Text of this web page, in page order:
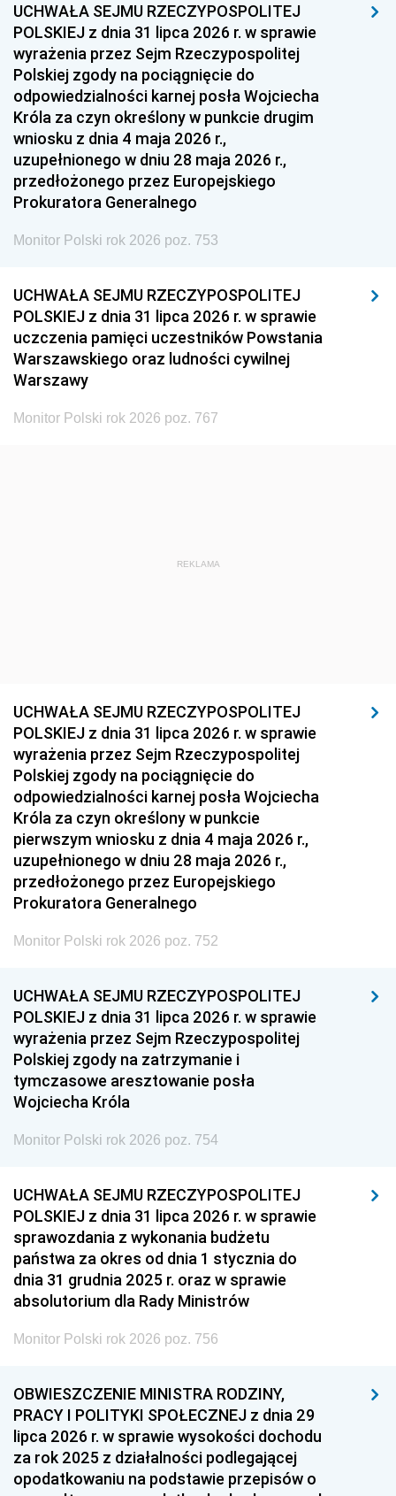
1954 1953 1952
1951 1950 1949
1948 1947
1939 1938 1937
1936 1930
UCHWAŁA SEJMU RZECZYPOSPOLITEJ
POLSKIEJ z dnia 31 lipca 2026 r. w sprawie
wyrażenia przez Sejm Rzeczypospolitej
Polskiej zgody na pociągnięcie do
odpowiedzialności karnej posła Wojciecha
Króla za czyn określony w punkcie drugim
wniosku z dnia 4 maja 2026 r.,
uzupełnionego w dniu 28 maja 2026 r.,
przedłożonego przez Europejskiego
Prokuratora Generalnego
Monitor Polski rok 2026 poz. 753
UCHWAŁA SEJMU RZECZYPOSPOLITEJ
POLSKIEJ z dnia 31 lipca 2026 r. w sprawie
uczczenia pamięci uczestników Powstania
Warszawskiego oraz ludności cywilnej
Warszawy
Monitor Polski rok 2026 poz. 767
REKLAMA
UCHWAŁA SEJMU RZECZYPOSPOLITEJ
POLSKIEJ z dnia 31 lipca 2026 r. w sprawie
wyrażenia przez Sejm Rzeczypospolitej
Polskiej zgody na pociągnięcie do
odpowiedzialności karnej posła Wojciecha
Króla za czyn określony w punkcie
pierwszym wniosku z dnia 4 maja 2026 r.,
uzupełnionego w dniu 28 maja 2026 r.,
przedłożonego przez Europejskiego
Prokuratora Generalnego
Monitor Polski rok 2026 poz. 752
UCHWAŁA SEJMU RZECZYPOSPOLITEJ
POLSKIEJ z dnia 31 lipca 2026 r. w sprawie
wyrażenia przez Sejm Rzeczypospolitej
Polskiej zgody na zatrzymanie i
tymczasowe aresztowanie posła
Wojciecha Króla
Monitor Polski rok 2026 poz. 754
UCHWAŁA SEJMU RZECZYPOSPOLITEJ
POLSKIEJ z dnia 31 lipca 2026 r. w sprawie
sprawozdania z wykonania budżetu
państwa za okres od dnia 1 stycznia do
dnia 31 grudnia 2025 r. oraz w sprawie
absolutorium dla Rady Ministrów
Monitor Polski rok 2026 poz. 756
OBWIESZCZENIE MINISTRA RODZINY,
PRACY I POLITYKI SPOŁECZNEJ z dnia 29
lipca 2026 r. w sprawie wysokości dochodu
za rok 2025 z działalności podlegającej
opodatkowaniu na podstawie przepisów o